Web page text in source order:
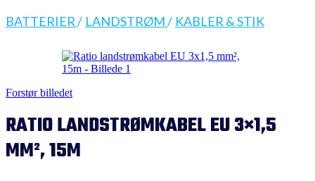
BATTERIER/ LANDSTRØM/ KABLER & STIK
Forstør billedet
RATIO LANDSTRØMKABEL EU 3×1,5
MM², 15M